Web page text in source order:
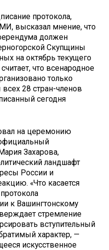
протокола,
высказал мнение, что
должен
Скупщины
на октябрь текущего
что всенародное
только
28 стран-членов
сегодня
на церемонию
Захарова,
ландшафт
России и
«Что касается
к Вашингтонскому
стремление
вступительный
характер, —
искусственное